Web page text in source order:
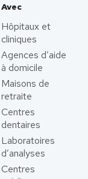
Avec
Hôpitaux et
cliniques
Agences d’aide
à domicile
Maisons de
retraite
Centres
dentaires
Laboratoires
d’analyses
Centres